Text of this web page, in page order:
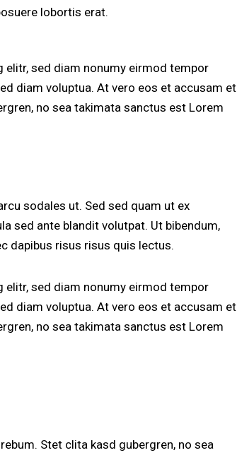
lobortis erat.
sed diam nonumy eirmod tempor
diam voluptua. At vero eos et accusam et
no sea takimata sanctus est Lorem
sodales ut. Sed sed quam ut ex
sed ante blandit volutpat. Ut bibendum,
dapibus risus risus quis lectus.
sed diam nonumy eirmod tempor
diam voluptua. At vero eos et accusam et
no sea takimata sanctus est Lorem
Stet clita kasd gubergren, no sea